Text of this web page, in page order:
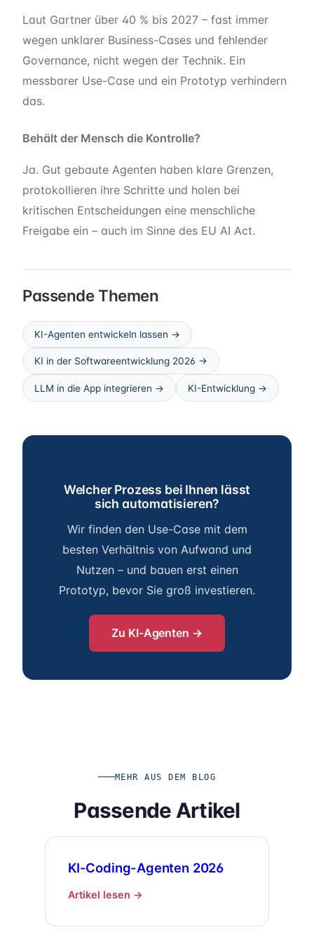
Laut Gartner über 40 % bis 2027 – fast immer
wegen unklarer Business-Cases und fehlender
Governance, nicht wegen der Technik. Ein
messbarer Use-Case und ein Prototyp verhindern
das.
Behält der Mensch die Kontrolle?
Ja. Gut gebaute Agenten haben klare Grenzen,
protokollieren ihre Schritte und holen bei
kritischen Entscheidungen eine menschliche
Freigabe ein – auch im Sinne des EU AI Act.
Passende Themen
KI-Agenten entwickeln lassen →
KI in der Softwareentwicklung 2026 →
LLM in die App integrieren → KI-Entwicklung →
Welcher Prozess bei Ihnen lässt
sich automatisieren?
Wir finden den Use-Case mit dem
besten Verhältnis von Aufwand und
Nutzen – und bauen erst einen
Prototyp, bevor Sie groß investieren.
Zu KI-Agenten →
MEHR AUS DEM BLOG
Passende Artikel
KI-Coding-Agenten 2026
Artikel lesen →